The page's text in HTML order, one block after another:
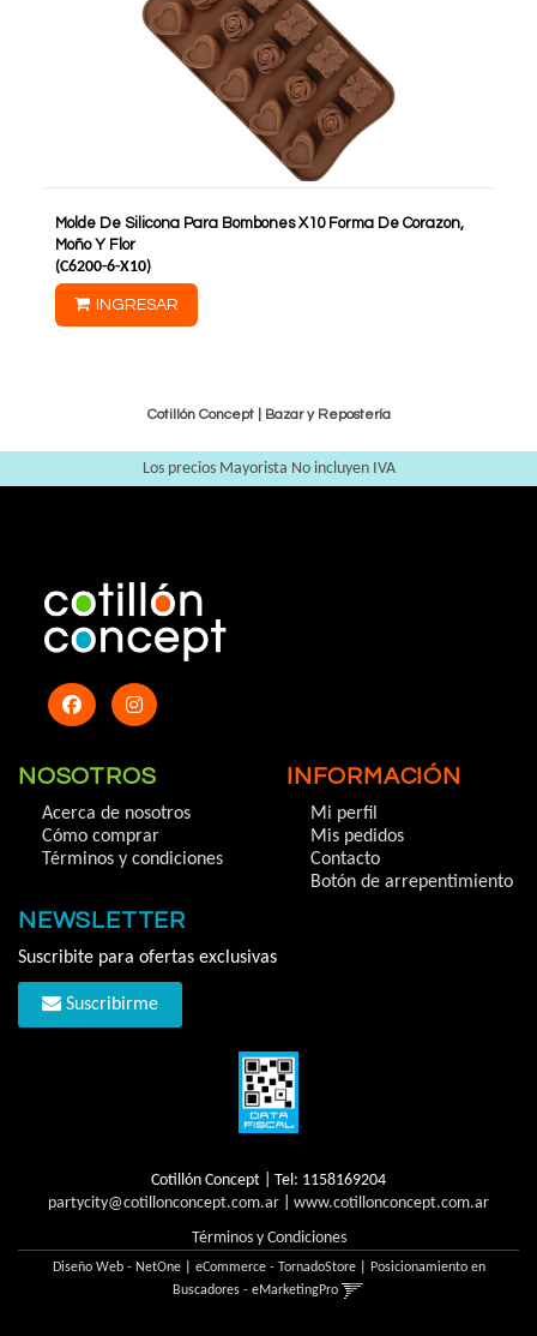
Molde De Silicona Para Bombones X10 Forma De Corazon,
Moño Y Flor
(C6200-6-X10)
INGRESAR
Cotillón Concept | Bazar y Repostería
Los precios Mayorista No incluyen IVA
NOSOTROS
Acerca de nosotros
Cómo comprar
Términos y condiciones
INFORMACIÓN
Mi perfil
Mis pedidos
Contacto
Botón de arrepentimiento
NEWSLETTER
Suscribite para ofertas exclusivas
Suscribirme
Cotillón Concept | Tel: 1158169204
partycity@cotillonconcept.com.ar
www.cotillonconcept.com.ar
Términos y Condiciones
Diseño Web - NetOne| eCommerce - TornadoStore| Posicionamiento en
Buscadores - eMarketingPro